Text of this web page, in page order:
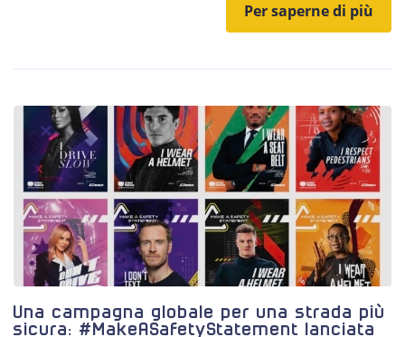
Per saperne di più
Una campagna globale per una strada più
sicura: #MakeASafetyStatement lanciata